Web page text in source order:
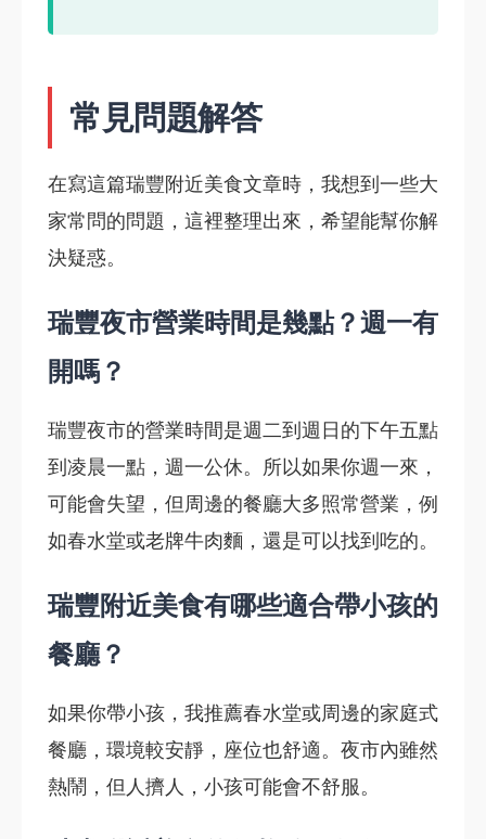
常見問題解答
在寫這篇瑞豐附近美食文章時，我想到一些大
家常問的問題，這裡整理出來，希望能幫你解
決疑惑。
瑞豐夜市營業時間是幾點？週一有
開嗎？
瑞豐夜市的營業時間是週二到週日的下午五點
到凌晨一點，週一公休。所以如果你週一來，
可能會失望，但周邊的餐廳大多照常營業，例
如春水堂或老牌牛肉麵，還是可以找到吃的。
瑞豐附近美食有哪些適合帶小孩的
餐廳？
如果你帶小孩，我推薦春水堂或周邊的家庭式
餐廳，環境較安靜，座位也舒適。夜市內雖然
熱鬧，但人擠人，小孩可能會不舒服。